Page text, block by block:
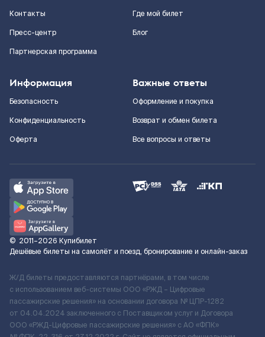
Контакты
Пресс-центр
Партнерская программа
Где мой билет
Блог
Информация
Безопасность
Конфиденциальность
Оферта
Важные ответы
Оформление и покупка
Возврат и обмен билета
Все вопросы и ответы
© 2011–2026 Купибилет
Дешёвые билеты на самолёт и поезд, бронирование и онлайн-заказ
Ж/Д билеты предоставляются партнёрами, в том числе
с использованием веб-системы ООО «РЖД – Цифровые
пассажирские решения» на основании договора № ЦПР-1282
от 04.04.2024 заключенного с Поставщиком услуг и Договора
ООО «РЖД-Цифровые пассажирские решения» c АО «ФПК»